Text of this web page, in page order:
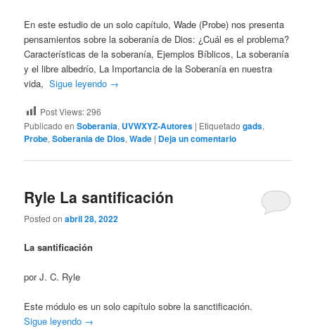
En este estudio de un solo capítulo, Wade (Probe) nos presenta
pensamientos sobre la soberanía de Dios: ¿Cuál es el problema?
Características de la soberanía, Ejemplos Bíblicos, La soberanía
y el libre albedrío, La Importancia de la Soberanía en nuestra
vida,Sigue leyendo →
Post Views:296
Publicado en Soberania, UVWXYZ-Autores | Etiquetado gads,
Probe,Soberania de Dios,Wade | Deja un comentario
Ryle La santificación
Posted onabril 28, 2022
La santificación
por J. C. Ryle
Este módulo es un solo capítulo sobre la sanctificación.
Sigue leyendo →